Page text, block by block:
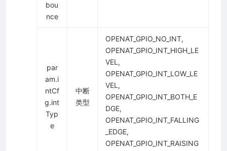
bou
nce
par
am.i
ntCf
g.int
Typ
e
中断
类型
OPENAT_GPIO_NO_INT,
OPENAT_GPIO_INT_HIGH_LE
VEL,
OPENAT_GPIO_INT_LOW_LE
VEL,
OPENAT_GPIO_INT_BOTH_E
DGE,
OPENAT_GPIO_INT_FALLING
_EDGE,
OPENAT_GPIO_INT_RAISING